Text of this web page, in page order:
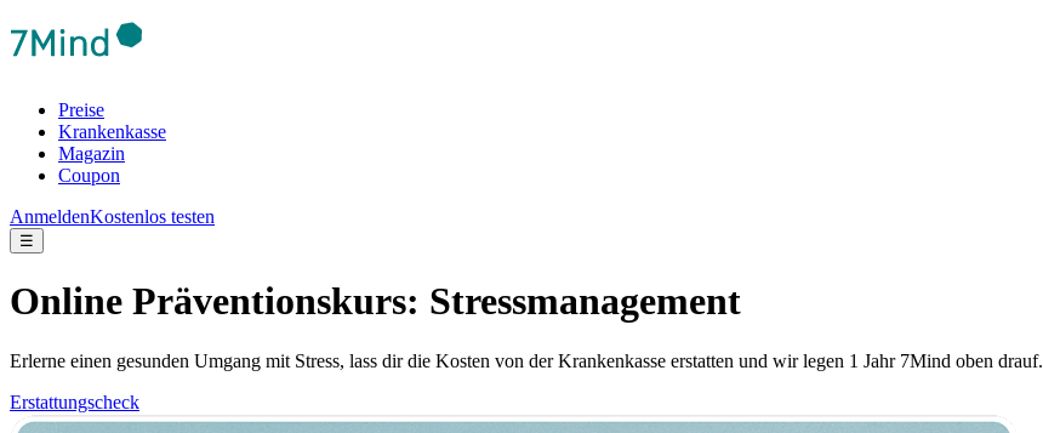
Preise
Krankenkasse
Magazin
Coupon
AnmeldenKostenlos testen
☰
Online Präventionskurs: Stressmanagement
Erlerne einen gesunden Umgang mit Stress, lass dir die Kosten von der Krankenkasse erstatten und wir legen 1 Jahr 7Mind oben drauf.
Erstattungscheck